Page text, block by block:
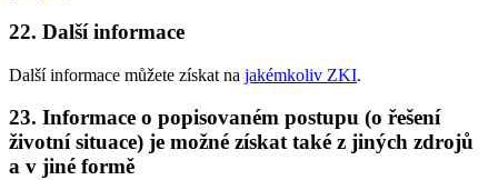
22. Další informace
Další informace můžete získat na jakémkoliv ZKI.
23. Informace o popisovaném postupu (o řešení
životní situace) je možné získat také z jiných zdrojů
a v jiné formě